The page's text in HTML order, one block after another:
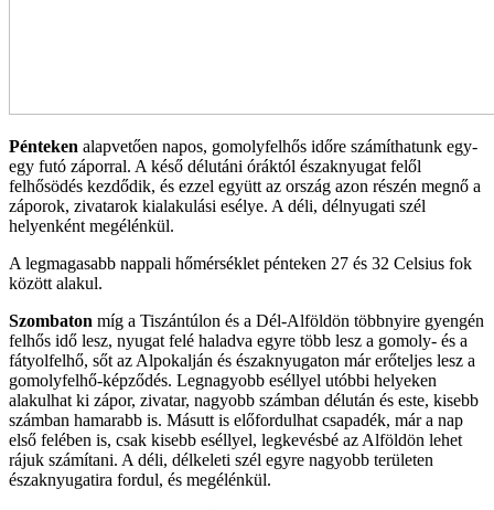
Pénteken alapvetően napos, gomolyfelhős időre számíthatunk egy-
egy futó záporral. A késő délutáni óráktól északnyugat felől
felhősödés kezdődik, és ezzel együtt az ország azon részén megnő a
záporok, zivatarok kialakulási esélye. A déli, délnyugati szél
helyenként megélénkül.
A legmagasabb nappali hőmérséklet pénteken 27 és 32 Celsius fok
között alakul.
Szombaton míg a Tiszántúlon és a Dél-Alföldön többnyire gyengén
felhős idő lesz, nyugat felé haladva egyre több lesz a gomoly- és a
fátyolfelhő, sőt az Alpokalján és északnyugaton már erőteljes lesz a
gomolyfelhő-képződés. Legnagyobb eséllyel utóbbi helyeken
alakulhat ki zápor, zivatar, nagyobb számban délután és este, kisebb
számban hamarabb is. Másutt is előfordulhat csapadék, már a nap
első felében is, csak kisebb eséllyel, legkevésbé az Alföldön lehet
rájuk számítani. A déli, délkeleti szél egyre nagyobb területen
északnyugatira fordul, és megélénkül.